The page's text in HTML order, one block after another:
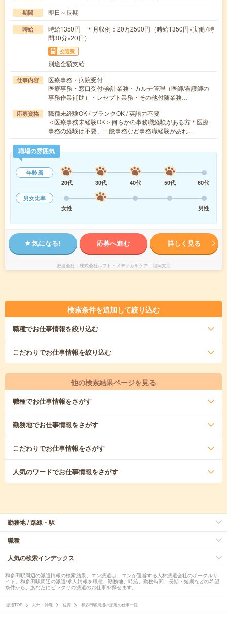
期間 即日～長期
時給
時給1350円 ＊月収例：20万2500円（時給1350円×実働7時
間30分×20日）
交通費
別途全額支給
仕事内容
医療事務・病院受付
医療事務・窓口受付/会計業務・カルテ管理（医師/看護師の
事務作業補助）・レセプト業務・その他付随業務…
応募資格
職種未経験OK / ブランクOK / 英語力不要
＜医療事務未経験OK＞何らかの事務職経験がある方＊医療
事務の経験は不要、一般事務など事務職経験があれ…
職場の雰囲気
年齢層
20代
30代 40代 50代
60代
男女比率
女性
男性
気になる! 応募へ進む 詳しく見る
派遣会社 株式会社ルフト・メディカルケア 福岡支店
検索条件を追加して絞り込む
職種でお仕事情報を絞り込む
こだわりでお仕事情報を絞り込む
他の検索結果ページを見る
職種でお仕事情報をさがす
勤務地でお仕事情報をさがす
こだわりでお仕事情報をさがす
人気のワードでお仕事情報をさがす
勤務地 / 路線・駅
職種
人気の検索インデックス
和多田駅周辺の派遣情報の検索結果。エン派遣は、エンが運営する人材派遣会社のポータルサ
イト。和多田駅周辺の派遣/求人情報を職種、勤務地、時給、勤務時間、長期・短期などの希望
条件から、あなたにピッタリの派遣のお仕事を探せます。
派遣TOP 九州・沖縄 佐賀 和多田駅周辺の派遣の仕事一覧